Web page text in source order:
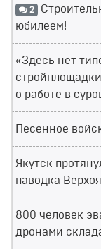
2
юбилеем!
«Здесь нет
о работе в
Песенное
Якутск
паводка
800 человек
дронами